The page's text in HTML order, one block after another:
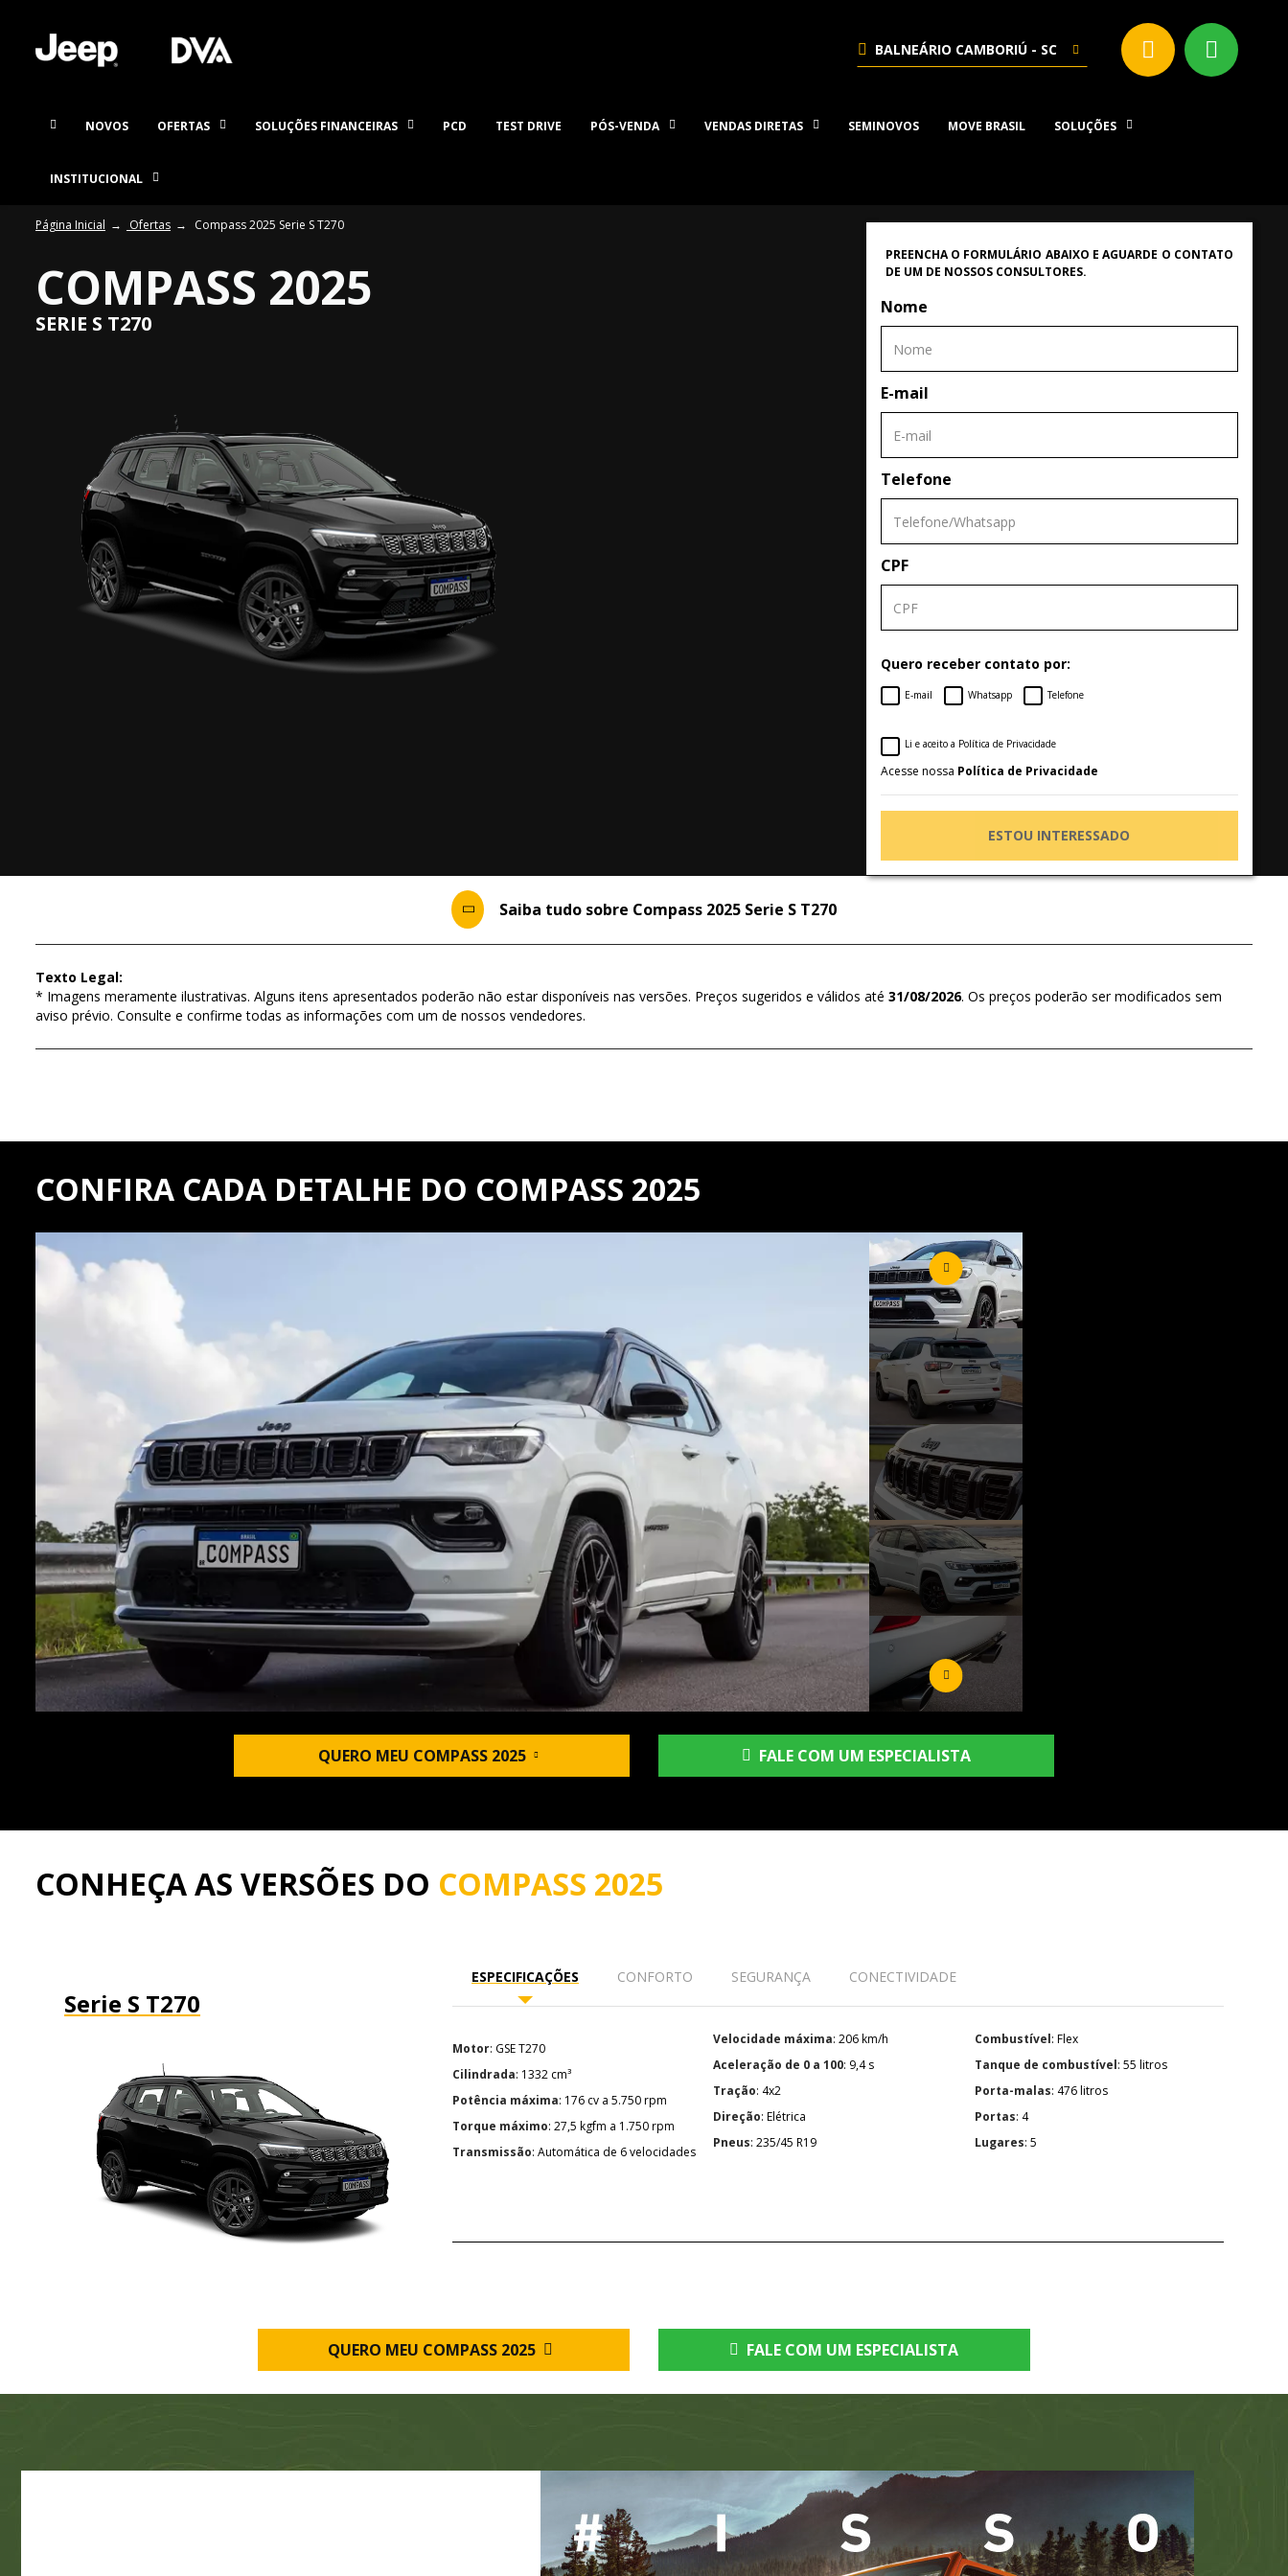
BALNEÁRIO CAMBORIÚ - SC
NOVOS OFERTAS SOLUÇÕES FINANCEIRAS PCD TEST DRIVE PÓS-VENDA VENDAS DIRETAS SEMINOVOS MOVE BRASIL SOLUÇÕES
INSTITUCIONAL
Página Inicial Ofertas Compass 2025 Serie S T270
COMPASS 2025
SERIE S T270
PREENCHA O FORMULÁRIO ABAIXO E AGUARDE O CONTATO
DE UM DE NOSSOS CONSULTORES.
Nome
E-mail
Telefone
CPF
Quero receber contato por:
E-mail Whatsapp Telefone
Li e aceito a Política de Privacidade
Acesse nossa Política de Privacidade
ESTOU INTERESSADO
Saiba tudo sobre Compass 2025 Serie S T270
Texto Legal:
* Imagens meramente ilustrativas. Alguns itens apresentados poderão não estar disponíveis nas versões. Preços sugeridos e válidos até 31/08/2026. Os preços poderão ser modificados sem
aviso prévio. Consulte e confirme todas as informações com um de nossos vendedores.
CONFIRA CADA DETALHE DO COMPASS 2025
QUERO MEU COMPASS 2025 FALE COM UM ESPECIALISTA
CONHEÇA AS VERSÕES DO COMPASS 2025
Serie S T270
ESPECIFICAÇÕES CONFORTO SEGURANÇA CONECTIVIDADE
Motor : GSE T270
Cilindrada : 1332 cm³
Potência máxima
: 176 cv a 5.750 rpm
Torque máximo : 27,5 kgfm a 1.750 rpm
Transmissão : Automática de 6 velocidades
Velocidade máxima : 206 km/h
Aceleração de 0 a 100 : 9,4 s
Tração : 4x2
Direção : Elétrica
Pneus : 235/45 R19
Combustível : Flex
Tanque de combustível : 55 litros
Porta-malas : 476 litros
Portas : 4
Lugares : 5
QUERO MEU COMPASS 2025 FALE COM UM ESPECIALISTA